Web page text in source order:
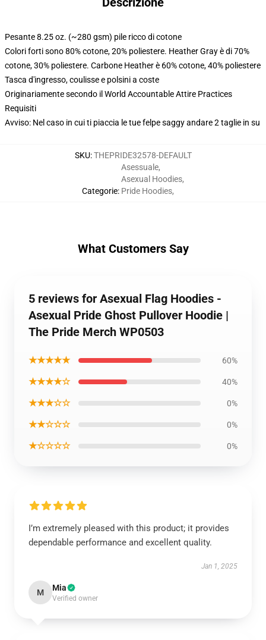
Pesante 8.25 oz. (~280 gsm) pile ricco di cotone
Colori forti sono 80% cotone, 20% poliestere. Heather Gray è di 70%
cotone, 30% poliestere. Carbone Heather è 60% cotone, 40% poliestere
Tasca d'ingresso, coulisse e polsini a coste
Originariamente secondo il World Accountable Attire Practices
Requisiti
Avviso: Nel caso in cui ti piaccia le tue felpe saggy andare 2 taglie in su
SKU:THEPRIDE32578-DEFAULT
Categorie:
Asessuale,
Asexual Hoodies,
Pride Hoodies,
What Customers Say
5 reviews for Asexual Flag Hoodies -
Asexual Pride Ghost Pullover Hoodie |
The Pride Merch WP0503
★★★★★ 60%
★★★★☆ 40%
★★★☆☆ 0%
★★☆☆☆ 0%
★☆☆☆☆ 0%
I’m extremely pleased with this product; it provides
dependable performance and excellent quality.
Jan 1, 2025
M Mia
Verified owner